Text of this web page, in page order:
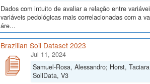
Dados com intuito de avaliar a relação entre
variáveis pedológicas mais correlacionadas com a
áre...
Brazilian Soil Dataset 2023
Jul 11, 2024
Samuel-Rosa, Alessandro; Horst,
SoilData, V3